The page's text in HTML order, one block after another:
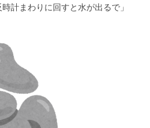
計まわりに回すと水が出るで」